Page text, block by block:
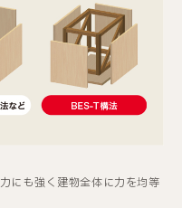
・クラフト」が2024年度グッ
にも強く建物全体に力を均等